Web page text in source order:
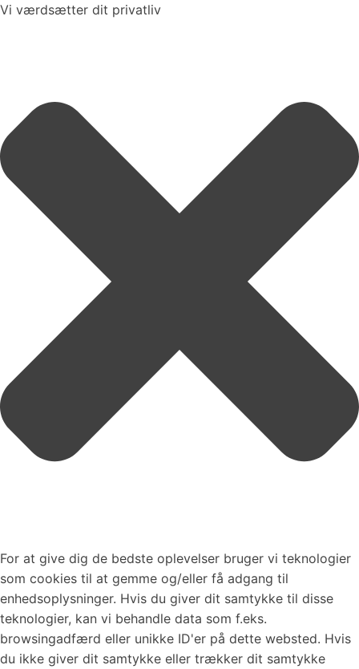
Vi værdsætter dit privatliv
For at give dig de bedste oplevelser bruger vi teknologier
som cookies til at gemme og/eller få adgang til
enhedsoplysninger. Hvis du giver dit samtykke til disse
teknologier, kan vi behandle data som f.eks.
browsingadfærd eller unikke ID'er på dette websted. Hvis
du ikke giver dit samtykke eller trækker dit samtykke